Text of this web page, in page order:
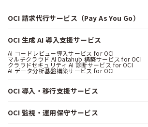
OCI 請求代行サービス（Pay As You Go）
OCI 生成 AI 導入支援サービス
AI コードレビュー導入サービス for OCI
マルチクラウド AI Datahub 構築サービス for OCI
クラウドセキュリティ AI 診断サービス for OCI
AI データ分析基盤構築サービス for OCI
OCI 導入・移行支援サービス
OCI 監視・運用保守サービス